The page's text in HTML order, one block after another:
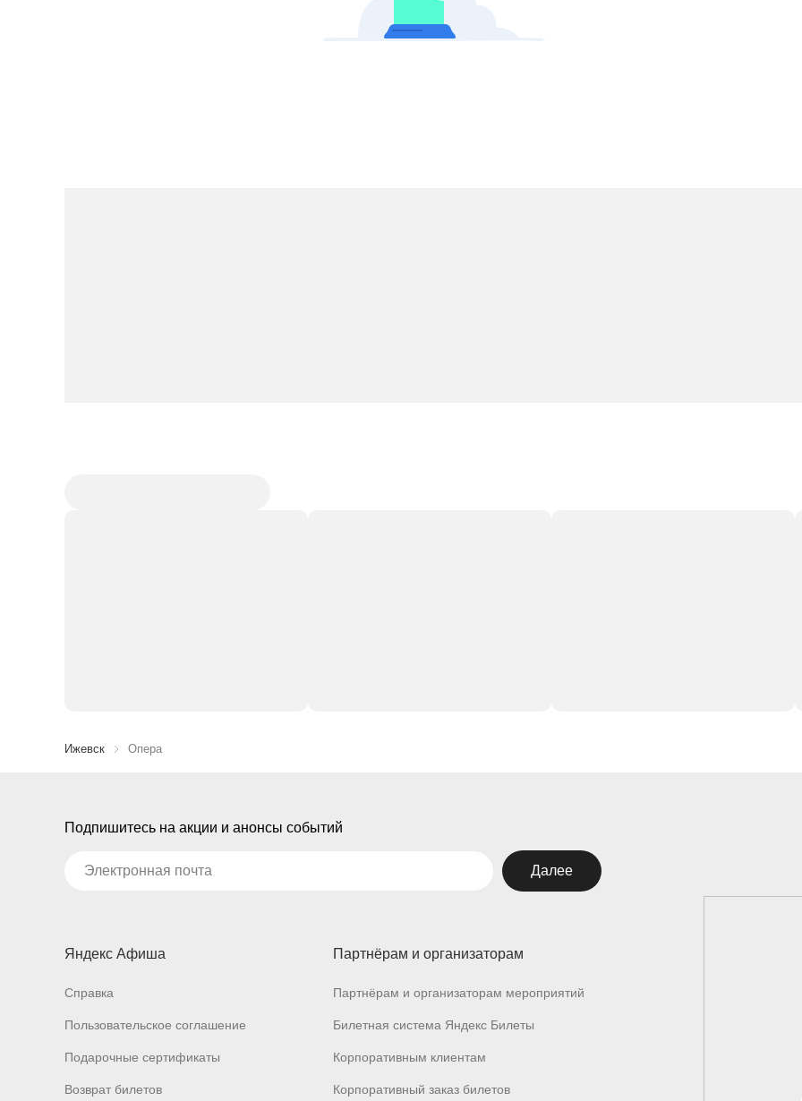
Ижевск Опера
Подпишитесь на акции и анонсы событий
Далее
Яндекс Афиша
Справка
Пользовательское соглашение
Подарочные сертификаты
Возврат билетов
Партнёрам и организаторам
Партнёрам и организаторам мероприятий
Билетная система Яндекс Билеты
Корпоративным клиентам
Корпоративный заказ билетов